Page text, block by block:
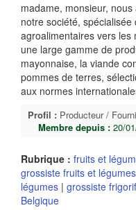
madame, monsieur,
notre société,
agroalimentaires vers
une large gamme de
mayonnaise, la viande
pommes de terres,
aux normes
Profil : Producteur /
Membre depuis : 20/
Rubrique : fruits et
grossiste fruits et
légumes | grossiste
Belgique